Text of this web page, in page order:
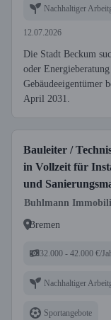
Nachhaltiger
12.07.2026
Die Stadt Beckum
oder
Gebäudeeigentümer
April 2031.
Bauleiter /
in Vollzeit für
und
eigenen
Buhlmann
Bremen
32.000 - 42.000 €/
Nachhaltiger
Sportangebote